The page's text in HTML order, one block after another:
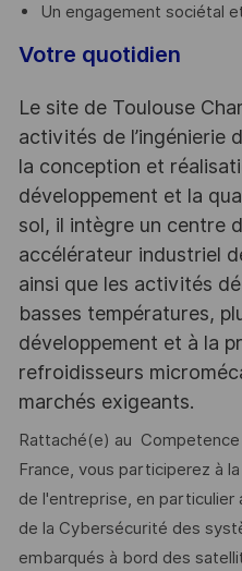
Un engagement sociétal
Votre quotidien
Le site de Toulouse
activités de l’ingénierie
la conception et
développement et la
sol, il intègre un centre
accélérateur industriel
ainsi que les activités
basses températures,
développement et à la
refroidisseurs
marchés exigeants.
Rattaché(e) au
France, vous participerez à
de l'entreprise, en particulier
de la Cybersécurité des
embarqués à bord des